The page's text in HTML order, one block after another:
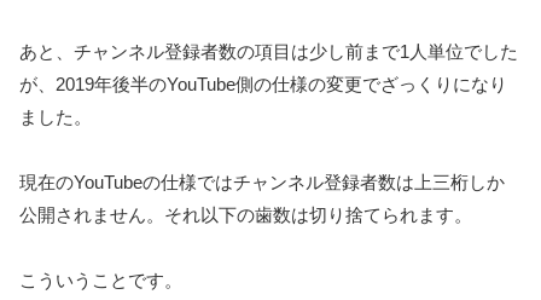
あと、チャンネル登録者数の項目は少し前まで1人単位でした
が、2019年後半のYouTube側の仕様の変更でざっくりになり
ました。
現在のYouTubeの仕様ではチャンネル登録者数は上三桁しか
公開されません。それ以下の歯数は切り捨てられます。
こういうことです。